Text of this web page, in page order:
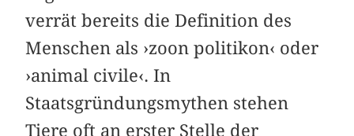
verrät bereits die Definition des
Menschen als ›zoon politikon‹ oder
›animal civile‹. In
Staatsgründungsmythen stehen
Tiere oft an erster Stelle der